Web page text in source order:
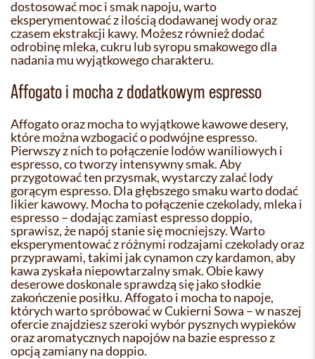
dostosować moc i smak napoju, warto
eksperymentować z ilością dodawanej wody oraz
czasem ekstrakcji kawy. Możesz również dodać
odrobinę mleka, cukru lub syropu smakowego dla
nadania mu wyjątkowego charakteru.
Affogato i mocha z dodatkowym espresso
Affogato oraz mocha to wyjątkowe kawowe desery,
które można wzbogacić o podwójne espresso.
Pierwszy z nich to połączenie lodów waniliowych i
espresso, co tworzy intensywny smak. Aby
przygotować ten przysmak, wystarczy zalać lody
gorącym espresso. Dla głębszego smaku warto dodać
likier kawowy. Mocha to połączenie czekolady, mleka i
espresso – dodając zamiast espresso doppio,
sprawisz, że napój stanie się mocniejszy. Warto
eksperymentować z różnymi rodzajami czekolady oraz
przyprawami, takimi jak cynamon czy kardamon, aby
kawa zyskała niepowtarzalny smak. Obie kawy
deserowe doskonale sprawdzą się jako słodkie
zakończenie posiłku. Affogato i mocha to napoje,
których warto spróbować w Cukierni Sowa – w naszej
ofercie znajdziesz szeroki wybór pysznych wypieków
oraz aromatycznych napojów na bazie espresso z
opcją zamiany na doppio.